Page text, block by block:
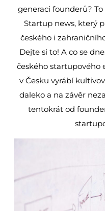
generaci founderů?
Startup news, který
českého i
Dejte si to! A co se
českého startupového
v Česku vyrábí
daleko a na závěr
tentokrát od